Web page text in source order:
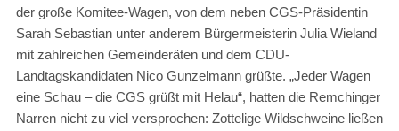
der große Komitee-Wagen, von dem neben CGS-Präsidentin
Sarah Sebastian unter anderem Bürgermeisterin Julia Wieland
mit zahlreichen Gemeinderäten und dem CDU-
Landtagskandidaten Nico Gunzelmann grüßte. „Jeder Wagen
eine Schau – die CGS grüßt mit Helau“, hatten die Remchinger
Narren nicht zu viel versprochen: Zottelige Wildschweine ließen